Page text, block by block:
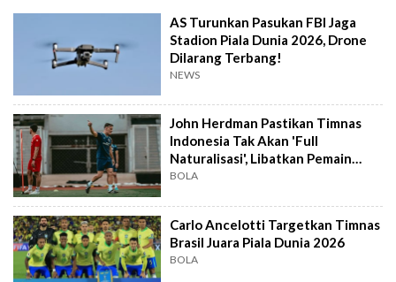
AS Turunkan Pasukan FBI Jaga
Stadion Piala Dunia 2026, Drone
Dilarang Terbang!
NEWS
John Herdman Pastikan Timnas
Indonesia Tak Akan 'Full
Naturalisasi', Libatkan Pemain
Lokal Potensial
BOLA
Carlo Ancelotti Targetkan Timnas
Brasil Juara Piala Dunia 2026
BOLA